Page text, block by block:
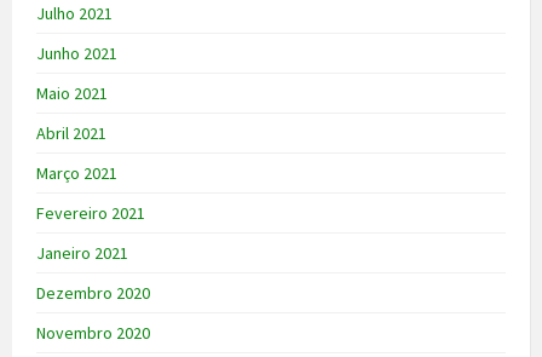
Julho 2021
Junho 2021
Maio 2021
Abril 2021
Março 2021
Fevereiro 2021
Janeiro 2021
Dezembro 2020
Novembro 2020